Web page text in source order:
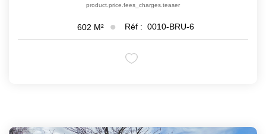
product.price.fees_charges.teaser
602 M² Réf : 0010-BRU-6